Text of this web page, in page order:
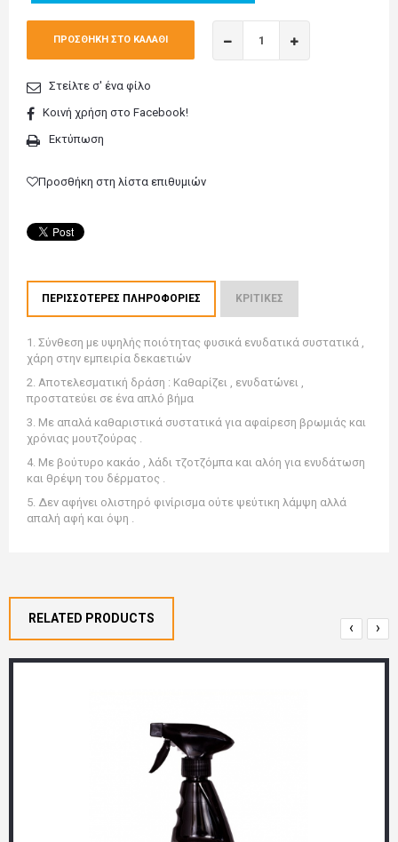
ΠΡΟΣΘΉΚΗ ΣΤΟ ΚΑΛΆΘΙ
Στείλτε σ' ένα φίλο
Κοινή χρήση στο Facebook!
Εκτύπωση
Προσθήκη στη λίστα επιθυμιών
ΠΕΡΙΣΣΌΤΕΡΕΣ ΠΛΗΡΟΦΟΡΊΕΣ ΚΡΙΤΙΚΈΣ
1. Σύνθεση με υψηλής ποιότητας φυσικά ενυδατικά συστατικά ,
χάρη στην εμπειρία δεκαετιών
2. Αποτελεσματική δράση : Καθαρίζει , ενυδατώνει ,
προστατεύει σε ένα απλό βήμα
3. Με απαλά καθαριστικά συστατικά για αφαίρεση βρωμιάς και
χρόνιας μουτζούρας .
4. Με βούτυρο κακάο , λάδι τζοτζόμπα και αλόη για ενυδάτωση
και θρέψη του δέρματος .
5. Δεν αφήνει ολιστηρό φινίρισμα ούτε ψεύτικη λάμψη αλλά
απαλή αφή και όψη .
RELATED PRODUCTS
‹ ›